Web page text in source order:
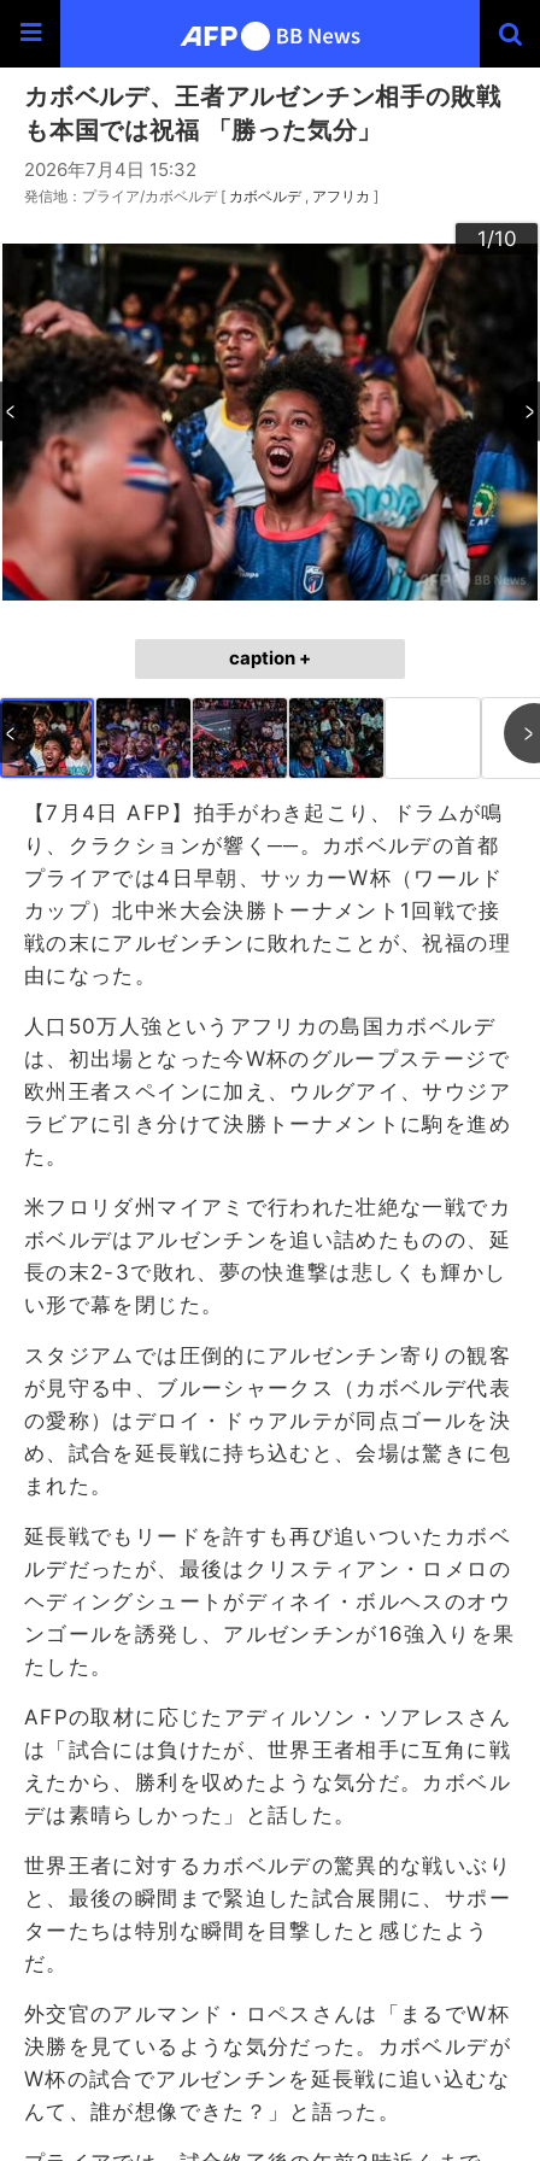
カボベルデ、王者アルゼンチン相手の敗戦
も本国では祝福 「勝った気分」
2026年7月4日 15:32
発信地：プライア/カボベルデ [ カボベルデ アフリカ ]
1/10
2/10
3/10
4/10
5/10
6/10
7/10
8/10
9/10
10/10
caption +
【7月4日 AFP】拍手がわき起こり、ドラムが鳴
り、クラクションが響く──。カボベルデの首都
プライアでは4日早朝、サッカーW杯（ワールド
カップ）北中米大会決勝トーナメント1回戦で接
戦の末にアルゼンチンに敗れたことが、祝福の理
由になった。
人口50万人強というアフリカの島国カボベルデ
は、初出場となった今W杯のグループステージで
欧州王者スペインに加え、ウルグアイ、サウジア
ラビアに引き分けて決勝トーナメントに駒を進め
た。
米フロリダ州マイアミで行われた壮絶な一戦でカ
ボベルデはアルゼンチンを追い詰めたものの、延
長の末2-3で敗れ、夢の快進撃は悲しくも輝かし
い形で幕を閉じた。
スタジアムでは圧倒的にアルゼンチン寄りの観客
が見守る中、ブルーシャークス（カボベルデ代表
の愛称）はデロイ・ドゥアルテが同点ゴールを決
め、試合を延長戦に持ち込むと、会場は驚きに包
まれた。
延長戦でもリードを許すも再び追いついたカボベ
ルデだったが、最後はクリスティアン・ロメロの
ヘディングシュートがディネイ・ボルヘスのオウ
ンゴールを誘発し、アルゼンチンが16強入りを果
たした。
AFPの取材に応じたアディルソン・ソアレスさん
は「試合には負けたが、世界王者相手に互角に戦
えたから、勝利を収めたような気分だ。カボベル
デは素晴らしかった」と話した。
世界王者に対するカボベルデの驚異的な戦いぶり
と、最後の瞬間まで緊迫した試合展開に、サポー
ターたちは特別な瞬間を目撃したと感じたよう
だ。
外交官のアルマンド・ロペスさんは「まるでW杯
決勝を見ているような気分だった。カボベルデが
W杯の試合でアルゼンチンを延長戦に追い込むな
んて、誰が想像できた？」と語った。